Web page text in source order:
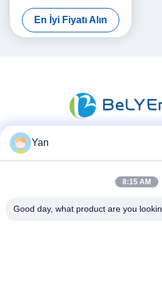
En İyi Fiyatı Alın
Hızlı
Yan
8:15 AM
Good day, what product are you